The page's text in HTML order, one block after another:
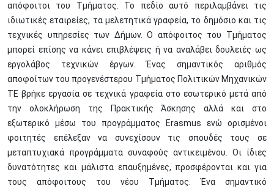
απόφοιτοι του Τμήματος. Το πεδίο αυτό περιλαμβάνει τις
ιδιωτικές εταιρείες, τα μελετητικά γραφεία, το δημόσιο και τις
τεχνικές υπηρεσίες των Δήμων. Ο απόφοιτος του Τμήματος
μπορεί επίσης να κάνει επιβλέψεις ή να αναλάβει δουλειές ως
εργολάβος τεχνικών έργων. Ένας σημαντικός αριθμός
αποφοίτων του προγενέστερου Τμήματος Πολιτικών Μηχανικών
ΤΕ βρήκε εργασία σε τεχνικά γραφεία στο εσωτερικό μετά από
την ολοκλήρωση της Πρακτικής Άσκησης αλλά και στο
εξωτερικό μέσω του προγράμματος Erasmus ενώ ορισμένοι
φοιτητές επέλεξαν να συνεχίσουν τις σπουδές τους σε
μεταπτυχιακά προγράμματα συναφούς αντικειμένου. Οι ίδιες
δυνατότητες και μάλιστα επαυξημένες, προσφέρονται και για
τους απόφοιτους του νέου Τμήματος. Ένα σημαντικό